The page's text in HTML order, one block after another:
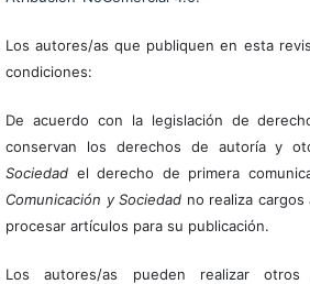
Los autores/as que publiquen en esta
condiciones:
De acuerdo con la legislación de
conservan los derechos de autoría y
Sociedadel derecho de primera
Comunicación y Sociedad no realiza
procesar artículos para su publicación.
Los autores/as pueden realizar otros